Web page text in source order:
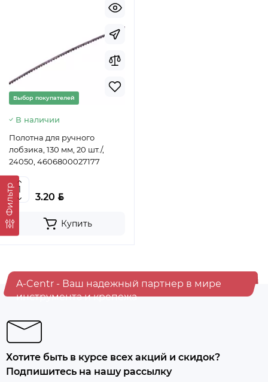
Фильтр
Выбор покупателей
В наличии
Полотна для ручного
лобзика, 130 мм, 20 шт./,
24050, 4606800027177
3.20 BYN
Купить
A-Centr - Ваш надежный партнер в мире
инструмента и крепежа
Хотите быть в курсе всех акций и скидок?
Подпишитесь на нашу рассылку